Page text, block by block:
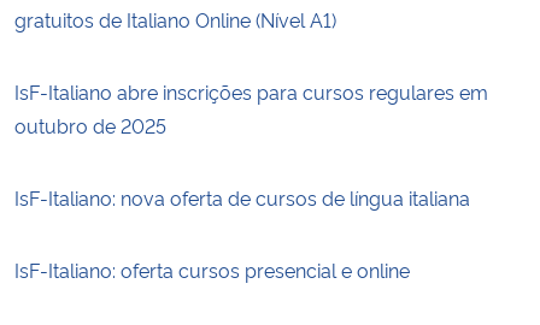
gratuitos de Italiano Online (Nível A1)
IsF-Italiano abre inscrições para cursos regulares em
outubro de 2025
IsF-Italiano: nova oferta de cursos de língua italiana
IsF-Italiano: oferta cursos presencial e online